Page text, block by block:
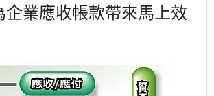
企業應收帳款帶來馬上效